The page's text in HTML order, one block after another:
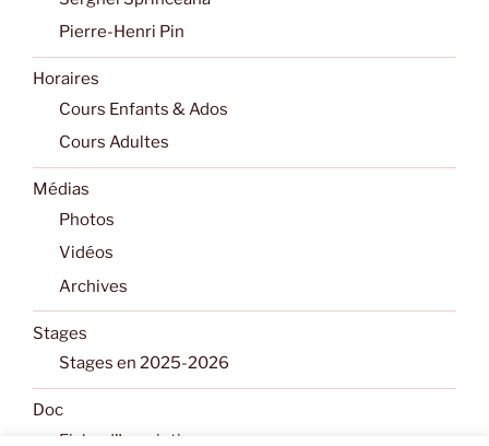
Pierre-Henri Pin
Horaires
Cours Enfants & Ados
Cours Adultes
Médias
Photos
Vidéos
Archives
Stages
Stages en 2025-2026
Doc
Fiche d’Inscription